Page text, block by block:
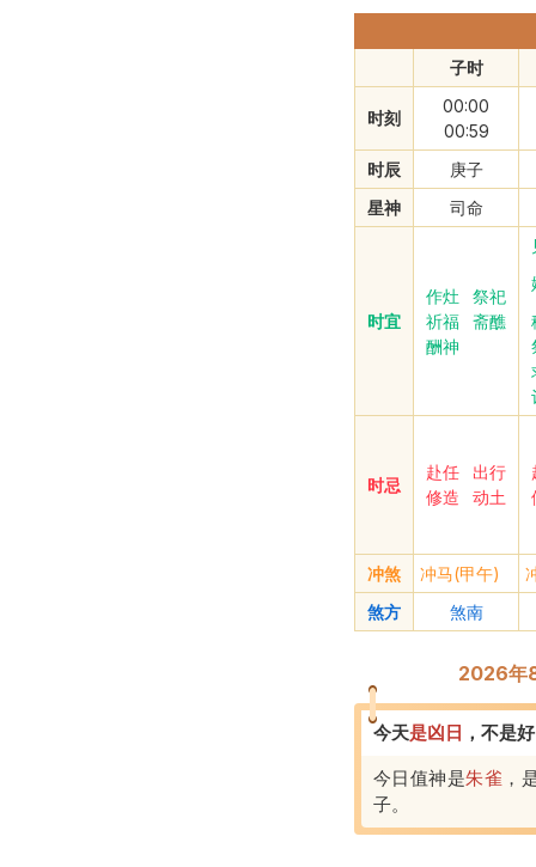
子时
时刻
00:00
00:59
时辰
庚子
星神
司命
时宜
作灶
祭祀
祈福
斋醮
酬神
时忌
赴任
出行
修造
动土
冲煞 冲马(甲午)
煞方
煞南
2026年
今天是凶 日 ， 不是
今日值神是朱雀 ，
子。